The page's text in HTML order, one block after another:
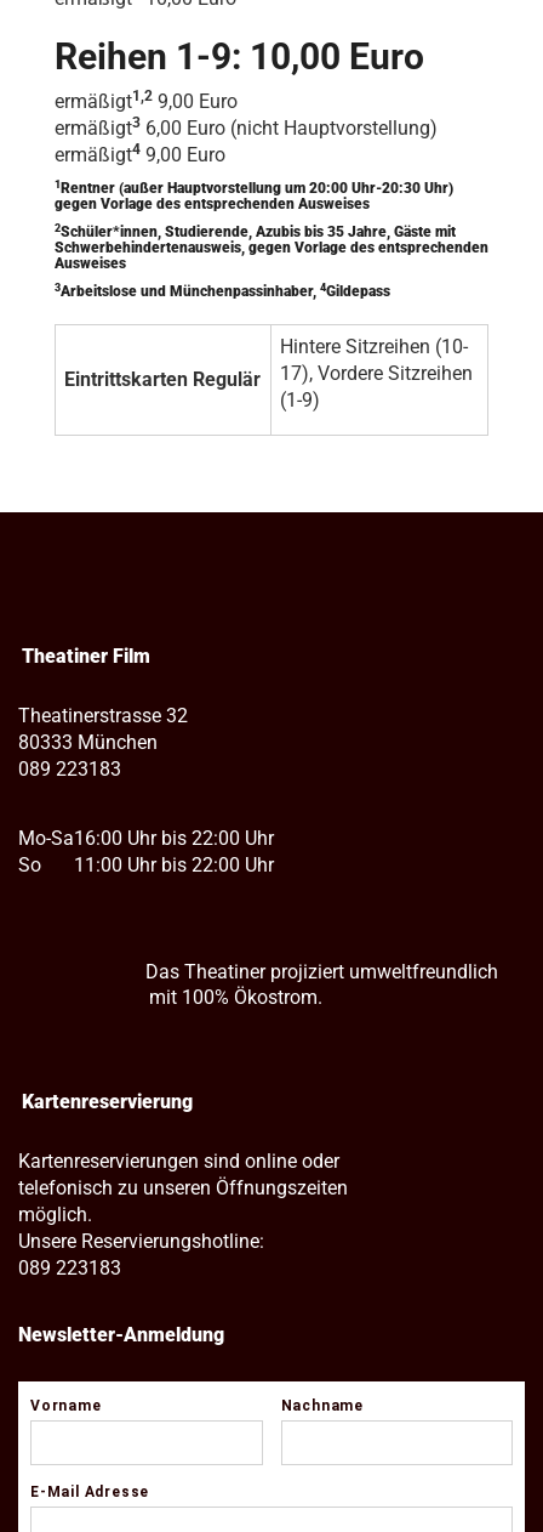
Reihen 1-9: 10,00 Euro
ermäßigt1,2 9,00 Euro
ermäßigt3 6,00 Euro (nicht Hauptvorstellung)
ermäßigt4 9,00 Euro
1 Rentner (außer Hauptvorstellung um 20:00 Uhr-20:30 Uhr)
gegen Vorlage des entsprechenden Ausweises
2Schüler*innen, Studierende, Azubis bis 35 Jahre, Gäste mit
Schwerbehindertenausweis, gegen Vorlage des entsprechenden
Ausweises
3Arbeitslose und Münchenpassinhaber, 4Gildepass
Eintrittskarten Regulär
Hintere Sitzreihen (10-
17), Vordere Sitzreihen
(1-9)
Theatiner Film
Theatinerstrasse 32
80333 München
089 223183
Mo-Sa
So
16:00 Uhr bis 22:00 Uhr
11:00 Uhr bis 22:00 Uhr
Das Theatiner projiziert umweltfreundlich
mit 100% Ökostrom.
Kartenreservierung
Kartenreservierungen sind online oder
telefonisch zu unseren Öffnungszeiten
möglich.
Unsere Reservierungshotline:
089 223183
Newsletter-Anmeldung